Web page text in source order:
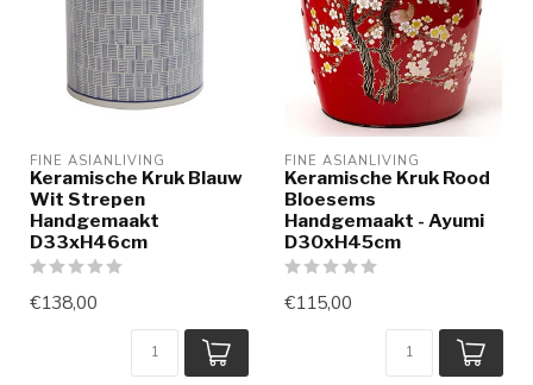
FINE ASIANLIVING
Keramische Kruk Blauw
Wit Strepen
Handgemaakt
D33xH46cm
€138,00
FINE ASIANLIVING
Keramische Kruk Rood
Bloesems
Handgemaakt - Ayumi
D30xH45cm
€115,00